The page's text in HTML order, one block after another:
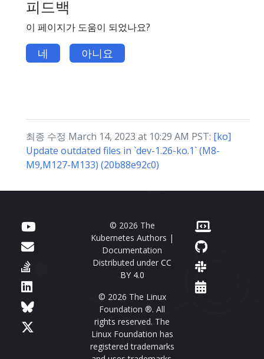
피드백
이 페이지가 도움이 되었나요?
네 아니요
최종 수정 March 14, 2023 at 10:29 AM PST: [ko]
Update outdated files in `dev-1.26-ko.1` (M8-
M9,M127-M133) (20b88e92c0)
© 2026 The
Kubernetes Authors |
Documentation
Distributed under CC
BY 4.0
© 2026 The Linux
Foundation ®. All
rights reserved. The
Linux Foundation has
registered trademarks